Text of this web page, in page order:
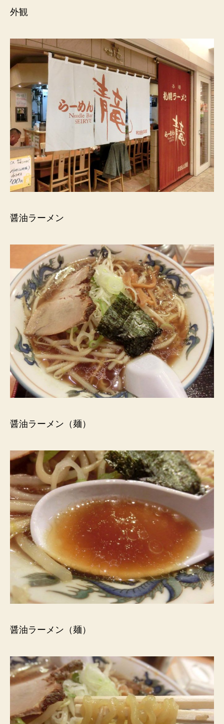
外観
醤油ラーメン
醤油ラーメン（麺）
醤油ラーメン（麺）